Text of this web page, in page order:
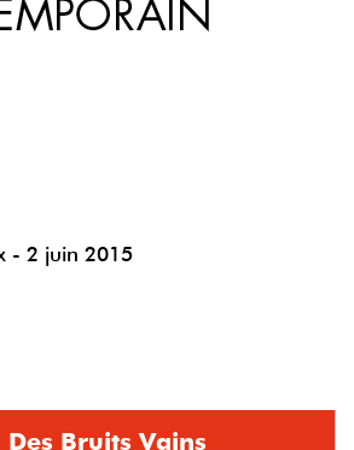
- 2 juin 2015
Bruits Vains